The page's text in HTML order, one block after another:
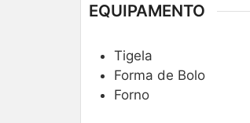
EQUIPAMENTO
Tigela
Forma de Bolo
Forno